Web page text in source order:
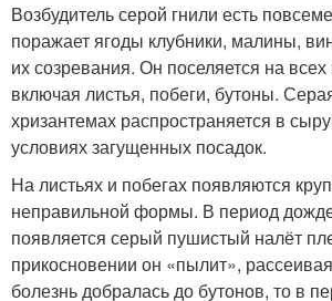
Возбудитель серой гнили есть
поражает ягоды клубники, малины,
их созревания. Он поселяется на всех
включая листья, побеги, бутоны.
хризантемах распространяется в
условиях загущенных посадок.
На листьях и побегах появляются
неправильной формы. В период
появляется серый пушистый налёт
прикосновении он «пылит»,
болезнь добралась до бутонов, то в